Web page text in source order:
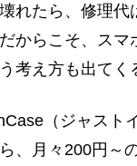
れたら、修理代
からこそ、スマ
考え方も出てく
（ジャスト
、月々200円～